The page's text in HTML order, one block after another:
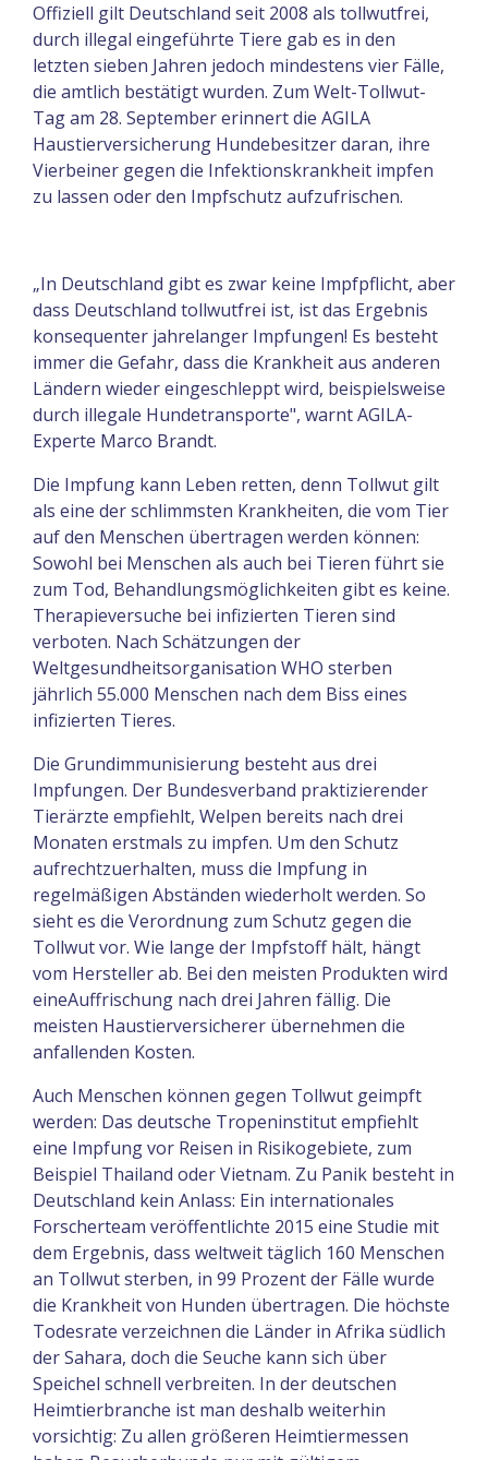
Offiziell gilt Deutschland seit 2008 als tollwutfrei,
durch illegal eingeführte Tiere gab es in den
letzten sieben Jahren jedoch mindestens vier Fälle,
die amtlich bestätigt wurden. Zum Welt-Tollwut-
Tag am 28. September erinnert die AGILA
Haustierversicherung Hundebesitzer daran, ihre
Vierbeiner gegen die Infektionskrankheit impfen
zu lassen oder den Impfschutz aufzufrischen.
„In Deutschland gibt es zwar keine Impfpflicht, aber
dass Deutschland tollwutfrei ist, ist das Ergebnis
konsequenter jahrelanger Impfungen! Es besteht
immer die Gefahr, dass die Krankheit aus anderen
Ländern wieder eingeschleppt wird, beispielsweise
durch illegale Hundetransporte", warnt AGILA-
Experte Marco Brandt.
Die Impfung kann Leben retten, denn Tollwut gilt
als eine der schlimmsten Krankheiten, die vom Tier
auf den Menschen übertragen werden können:
Sowohl bei Menschen als auch bei Tieren führt sie
zum Tod, Behandlungsmöglichkeiten gibt es keine.
Therapieversuche bei infizierten Tieren sind
verboten. Nach Schätzungen der
Weltgesundheitsorganisation WHO sterben
jährlich 55.000 Menschen nach dem Biss eines
infizierten Tieres.
Die Grundimmunisierung besteht aus drei
Impfungen. Der Bundesverband praktizierender
Tierärzte empfiehlt, Welpen bereits nach drei
Monaten erstmals zu impfen. Um den Schutz
aufrechtzuerhalten, muss die Impfung in
regelmäßigen Abständen wiederholt werden. So
sieht es die Verordnung zum Schutz gegen die
Tollwut vor. Wie lange der Impfstoff hält, hängt
vom Hersteller ab. Bei den meisten Produkten wird
eineAuffrischung nach drei Jahren fällig. Die
meisten Haustierversicherer übernehmen die
anfallenden Kosten.
Auch Menschen können gegen Tollwut geimpft
werden: Das deutsche Tropeninstitut empfiehlt
eine Impfung vor Reisen in Risikogebiete, zum
Beispiel Thailand oder Vietnam. Zu Panik besteht in
Deutschland kein Anlass: Ein internationales
Forscherteam veröffentlichte 2015 eine Studie mit
dem Ergebnis, dass weltweit täglich 160 Menschen
an Tollwut sterben, in 99 Prozent der Fälle wurde
die Krankheit von Hunden übertragen. Die höchste
Todesrate verzeichnen die Länder in Afrika südlich
der Sahara, doch die Seuche kann sich über
Speichel schnell verbreiten. In der deutschen
Heimtierbranche ist man deshalb weiterhin
vorsichtig: Zu allen größeren Heimtiermessen